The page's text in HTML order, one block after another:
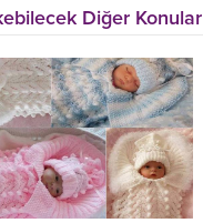
Diğer Konular